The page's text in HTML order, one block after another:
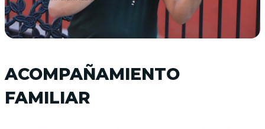
ACOMPAÑAMIENTO
FAMILIAR